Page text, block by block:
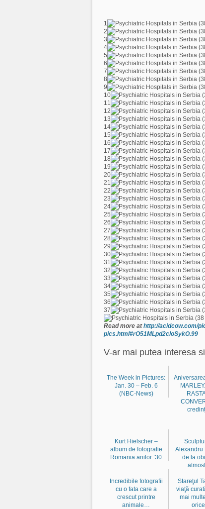
1
2
3
4
5
6
7
8
9
10
11
12
13
14
15
16
17
18
19
20
21
22
23
24
25
26
27
28
29
30
31
32
33
34
35
36
37
Read more athttp://acidcow.com/
pics.html#rO51MLpd2cloSykO.99
V-ar mai putea interesa
The Week in Pictures:
Jan. 30 – Feb. 6
(NBC-News)
Kurt Hielscher –
album de fotografie
Romania anilor ’30
Alexandru
de la
Incredibile fotografii
cu o fata care a
crescut printre
animale…
Stareţul
viaţă
mai